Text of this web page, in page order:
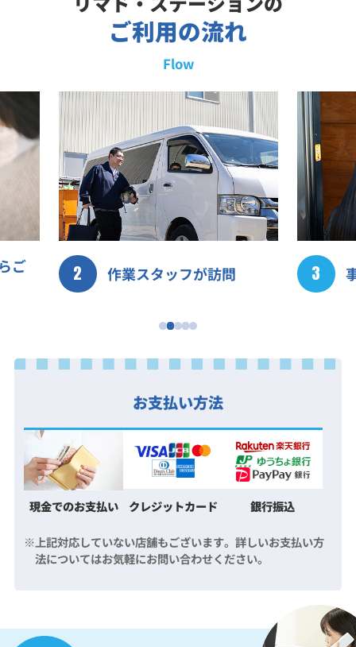
ご利用の流れ
Flow
ご 2 作業スタッフが訪問 3
お支払い方法
現金でのお支払い クレジットカード 銀行振込
上記対応していない店舗もございます。詳しいお支払い方
法についてはお気軽にお問い合わせください。